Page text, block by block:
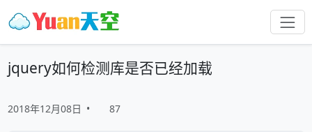
jquery如何检测库是否已经加载
2018年12月08日 • 87